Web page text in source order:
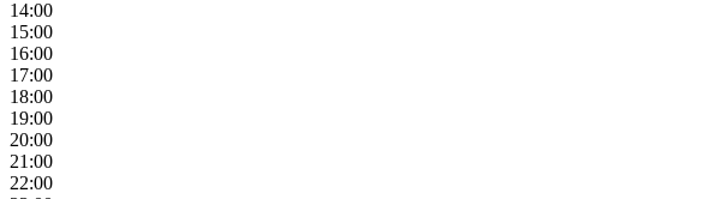
14:00
15:00
16:00
17:00
18:00
19:00
20:00
21:00
22:00